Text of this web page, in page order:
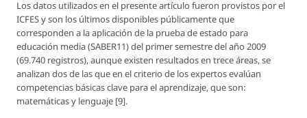
Los datos utilizados en el presente artículo fueron provistos por el
ICFES y son los últimos disponibles públicamente que
corresponden a la aplicación de la prueba de estado para
educación media (SABER11) del primer semestre del año 2009
(69.740 registros), aunque existen resultados en trece áreas, se
analizan dos de las que en el criterio de los expertos evalúan
competencias básicas clave para el aprendizaje, que son:
matemáticas y lenguaje [9].